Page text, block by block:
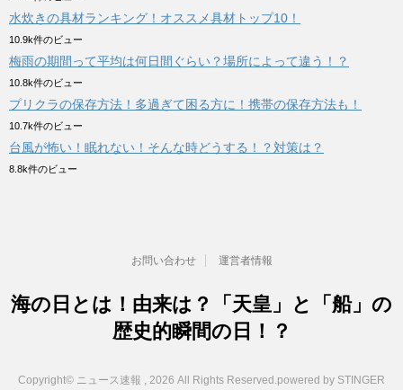
水炊きの具材ランキング！オススメ具材トップ10！
10.9k件のビュー
梅雨の期間って平均は何日間ぐらい？場所によって違う！？
10.8k件のビュー
プリクラの保存方法！多過ぎて困る方に！携帯の保存方法も！
10.7k件のビュー
台風が怖い！眠れない！そんな時どうする！？対策は？
8.8k件のビュー
お問い合わせ 運営者情報
海の日とは！由来は？「天皇」と「船」の
歴史的瞬間の日！？
Copyright© ニュース速報 , 2026 All Rights Reserved.powered by STINGER